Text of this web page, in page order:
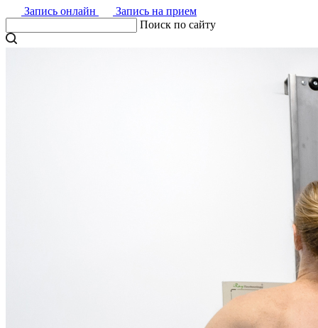
Запись онлайн
Запись на прием
Поиск по сайту